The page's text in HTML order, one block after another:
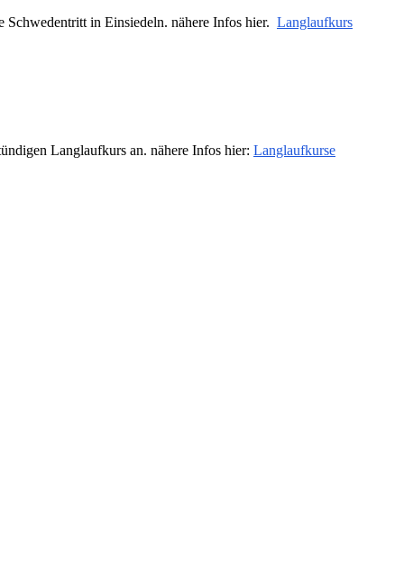
in Einsiedeln. nähere Infos hier. Langlaufkurs
Langlaufkurs an. nähere Infos hier: Langlaufkurse